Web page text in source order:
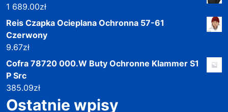
1 689.00zł
Reis Czapka Ocieplana Ochronna 57-61
Czerwony
9.67zł
Cofra 78720 000.W Buty Ochronne Klammer S1
P Src
385.09zł
Ostatnie wpisy